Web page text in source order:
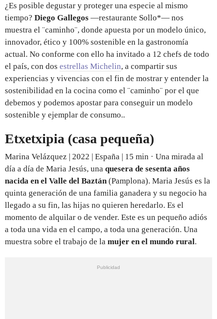
¿Es posible degustar y proteger una especie al mismo
tiempo? Diego Gallegos —restaurante Sollo*— nos
muestra el ¨caminho¨, donde apuesta por un modelo único,
innovador, ético y 100% sostenible en la gastronomía
actual. No conforme con ello ha invitado a 12 chefs de todo
el país, con dos estrellas Michelin, a compartir sus
experiencias y vivencias con el fin de mostrar y entender la
sostenibilidad en la cocina como el ¨caminho¨ por el que
debemos y podemos apostar para conseguir un modelo
sostenible y ejemplar de consumo..
Etxetxipia (casa pequeña)
Marina Velázquez | 2022 | España | 15 min · Una mirada al
día a día de Maria Jesús, una quesera de sesenta años
nacida en el Valle del Baztán(Pamplona). Maria Jesús es la
quinta generación de una familia ganadera y su negocio ha
llegado a su fin, las hijas no quieren heredarlo. Es el
momento de alquilar o de vender. Este es un pequeño adiós
a toda una vida en el campo, a toda una generación. Una
muestra sobre el trabajo de la mujer en el mundo rural.